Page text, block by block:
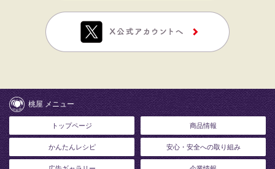
桃屋 メニュー
トップページ 商品情報
かんたんレシピ 安心・安全への取り組み